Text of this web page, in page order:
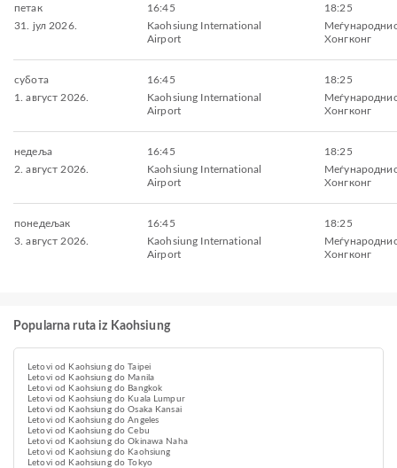
петак
31. јул 2026.
16:45
Kaohsiung International
Airport
18:25
Хонгконг
субота
1. август 2026.
16:45
Kaohsiung International
Airport
18:25
Хонгконг
недеља
2. август 2026.
16:45
Kaohsiung International
Airport
18:25
Хонгконг
понедељак
3. август 2026.
16:45
Kaohsiung International
Airport
18:25
Хонгконг
Popularna ruta iz Kaohsiung
Letovi od Kaohsiung do Taipei
Letovi od Kaohsiung do Manila
Letovi od Kaohsiung do Bangkok
Letovi od Kaohsiung do Kuala Lumpur
Letovi od Kaohsiung do Osaka Kansai
Letovi od Kaohsiung do Angeles
Letovi od Kaohsiung do Cebu
Letovi od Kaohsiung do Okinawa Naha
Letovi od Kaohsiung do Kaohsiung
Letovi od Kaohsiung do Tokyo